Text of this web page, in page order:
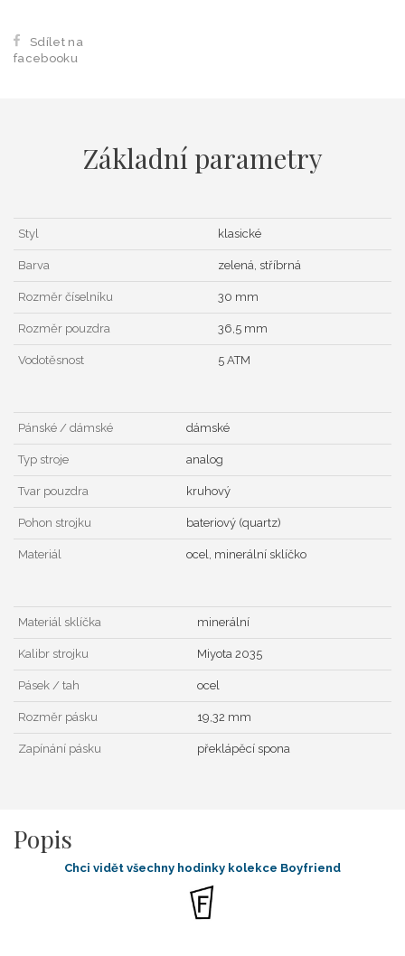
Sdílet na
facebooku
Základní parametry
Styl klasické
Barva zelená, stříbrná
Rozměr číselníku 30 mm
Rozměr pouzdra 36,5 mm
Vodotěsnost 5 ATM
Pánské / dámské dámské
Typ stroje analog
Tvar pouzdra kruhový
Pohon strojku bateriový (quartz)
Materiál ocel, minerální sklíčko
Materiál sklíčka minerální
Kalibr strojku Miyota 2035
Pásek / tah ocel
Rozměr pásku 19,32 mm
Zapínání pásku překlápěcí spona
Popis
Chci vidět všechny hodinky kolekce Boyfriend